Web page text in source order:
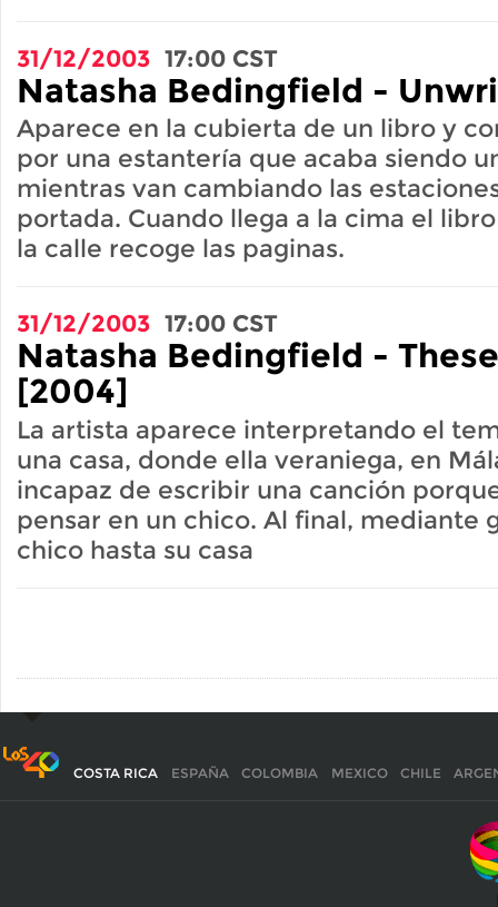
31/12/2003 17:00 CST
Natasha Bedingfield -
Aparece en la cubierta de un libro y
por una estantería que acaba siendo
mientras van cambiando las
portada. Cuando llega a la cima el
la calle recoge las paginas.
31/12/2003 17:00 CST
Natasha Bedingfield -
[2004]
La artista aparece interpretando el
una casa, donde ella veraniega, en
incapaz de escribir una canción
pensar en un chico. Al final, mediante
chico hasta su casa
COSTA RICA ESPAÑA COLOMBIA MEXICO CHILE